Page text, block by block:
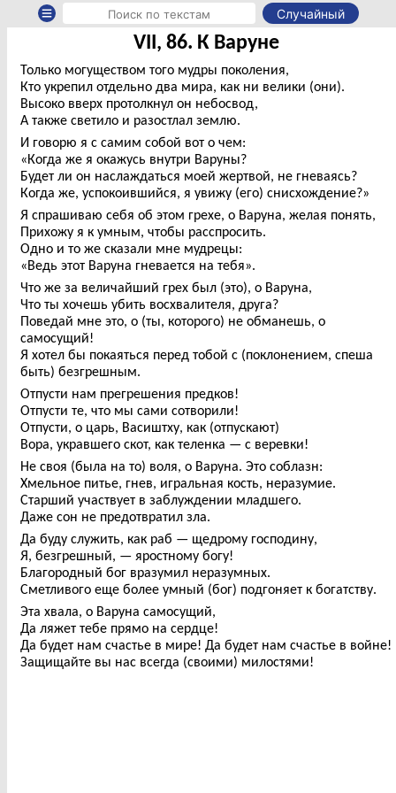
Случайный
VII, 86. К Варуне
Только могуществом того мудры поколения,
Кто укрепил отдельно два мира, как ни велики (они).
Высоко вверх протолкнул он небосвод,
А также светило и разостлал землю.
И говорю я с самим собой вот о чем:
«Когда же я окажусь внутри Варуны?
Будет ли он наслаждаться моей жертвой, не гневаясь?
Когда же, успокоившийся, я увижу (его) снисхождение?»
Я спрашиваю себя об этом грехе, о Варуна, желая понять,
Прихожу я к умным, чтобы расспросить.
Одно и то же сказали мне мудрецы:
«Ведь этот Варуна гневается на тебя».
Что же за величайший грех был (это), о Варуна,
Что ты хочешь убить восхвалителя, друга?
Поведай мне это, о (ты, которого) не обманешь, о
самосущий!
Я хотел бы покаяться перед тобой с (поклонением, спеша
быть) безгрешным.
Отпусти нам прегрешения предков!
Отпусти те, что мы сами сотворили!
Отпусти, о царь, Васиштху, как (отпускают)
Вора, укравшего скот, как теленка — с веревки!
Не своя (была на то) воля, о Варуна. Это соблазн:
Хмельное питье, гнев, игральная кость, неразумие.
Старший участвует в заблуждении младшего.
Даже сон не предотвратил зла.
Да буду служить, как раб — щедрому господину,
Я, безгрешный, — яростному богу!
Благородный бог вразумил неразумных.
Сметливого еще более умный (бог) подгоняет к богатству.
Эта хвала, о Варуна самосущий,
Да ляжет тебе прямо на сердце!
Да будет нам счастье в мире! Да будет нам счастье в войне!
Защищайте вы нас всегда (своими) милостями!